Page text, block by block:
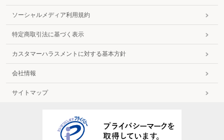
ソーシャルメディア利用規約
特定商取引法に基づく表示
カスタマーハラスメントに対する基本方針
会社情報
サイトマップ